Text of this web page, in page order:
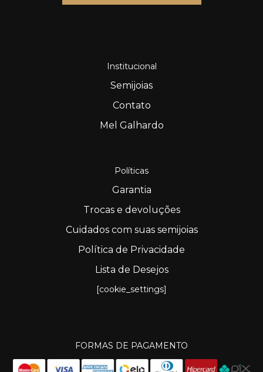
Institucional
Semijoias
Contato
Mel Galhardo
Políticas
Garantia
Trocas e devoluções
Cuidados com suas semijoias
Política de Privacidade
Lista de Desejos
[cookie_settings]
FORMAS DE PAGAMENTO